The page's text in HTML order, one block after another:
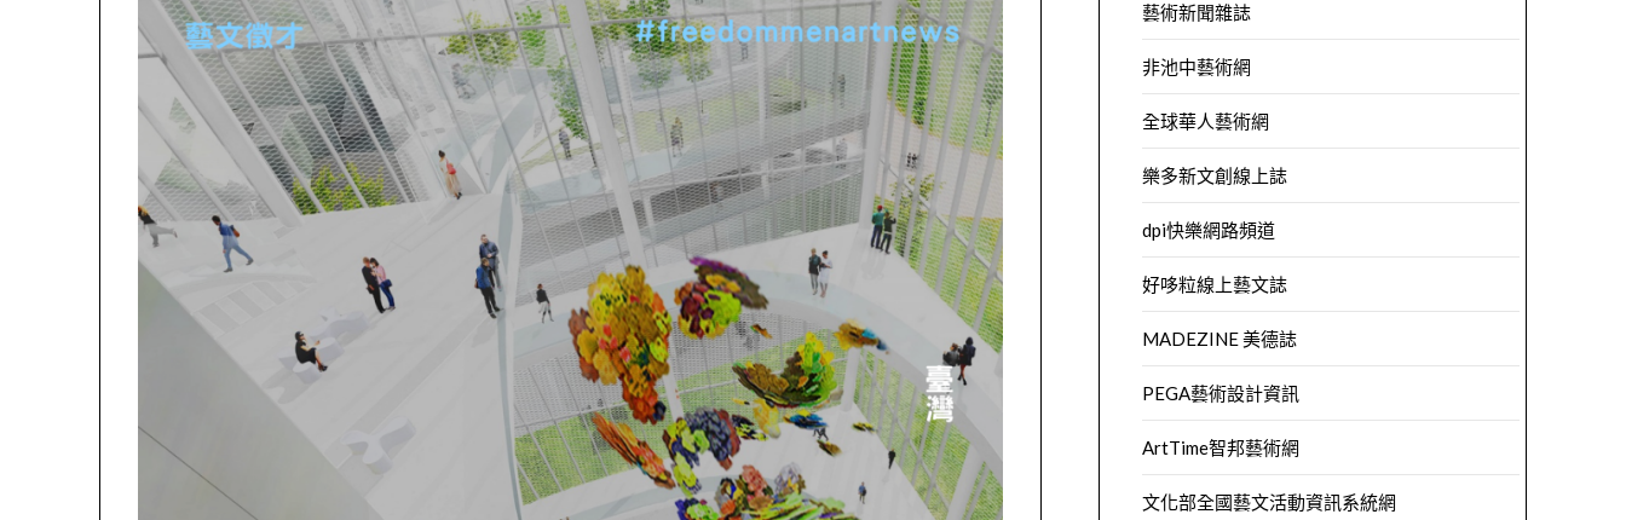
藝術新聞雜誌
非池中藝術網
全球華人藝術網
樂多新文創線上誌
dpi快樂網路頻道
好哆粒線上藝文誌
MADEZINE 美德誌
PEGA藝術設計資訊
ArtTime智邦藝術網
文化部全國藝文活動資訊系統網